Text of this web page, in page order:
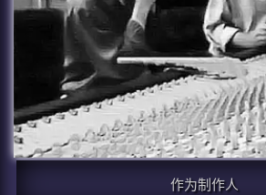
作为制作人